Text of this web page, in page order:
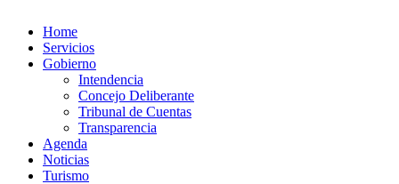
Home
Servicios
Gobierno
Intendencia
Concejo Deliberante
Tribunal de Cuentas
Transparencia
Agenda
Noticias
Turismo